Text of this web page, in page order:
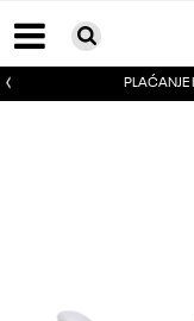
PLAĆANJE